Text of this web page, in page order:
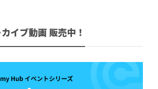
イブ動画 販売中！